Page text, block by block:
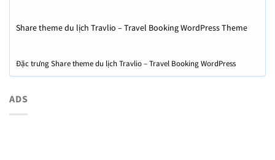
Share theme du lịch Travlio – Travel Booking WordPress Theme
Đặc trưng Share theme du lịch Travlio – Travel Booking WordPress
Theme
ADS